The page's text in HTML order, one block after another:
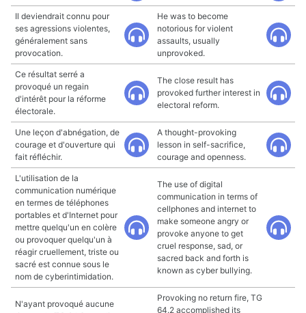
Il deviendrait connu pour
ses agressions violentes,
généralement sans
provocation.
He was to become
notorious for violent
assaults, usually
unprovoked.
Ce résultat serré a
provoqué un regain
d'intérêt pour la réforme
électorale.
The close result has
provoked further interest in
electoral reform.
Une leçon d'abnégation, de
courage et d'ouverture qui
fait réfléchir.
A thought-provoking
lesson in self-sacrifice,
courage and openness.
L'utilisation de la
communication numérique
en termes de téléphones
portables et d'Internet pour
mettre quelqu'un en colère
ou provoquer quelqu'un à
réagir cruellement, triste ou
sacré est connue sous le
nom de cyberintimidation.
The use of digital
communication in terms of
cellphones and internet to
make someone angry or
provoke anyone to get
cruel response, sad, or
sacred back and forth is
known as cyber bullying.
N'ayant provoqué aucune
Provoking no return fire, TG
64.2 accomplished its